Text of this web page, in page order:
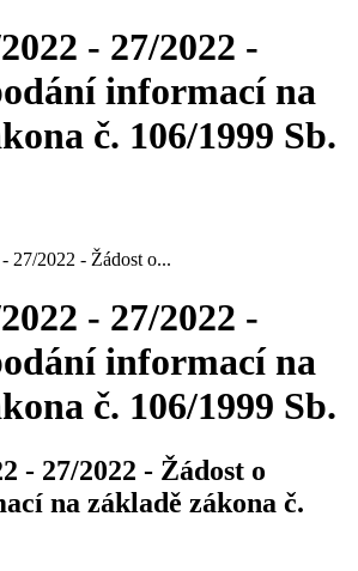
- 27/2022 -
informací na
č. 106/1999 Sb.
27/2022 - Žádost o...
- 27/2022 -
informací na
č. 106/1999 Sb.
- 27/2022 - Žádost o
na základě zákona č.